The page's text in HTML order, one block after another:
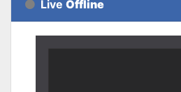
Live Offline